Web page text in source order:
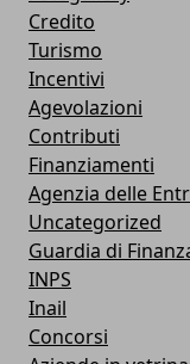
Credito
Turismo
Incentivi
Agevolazioni
Contributi
Finanziamenti
Agenzia delle
Uncategorized
Guardia di
INPS
Inail
Concorsi